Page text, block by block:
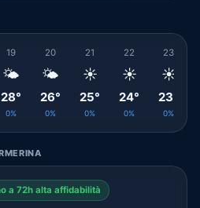
19
🌤️
28°
0%
20
🌤️
26°
0%
21
☀️
25°
0%
22
☀️
24°
0%
23
☀️
23°
0%
a 72h alta affidabilità